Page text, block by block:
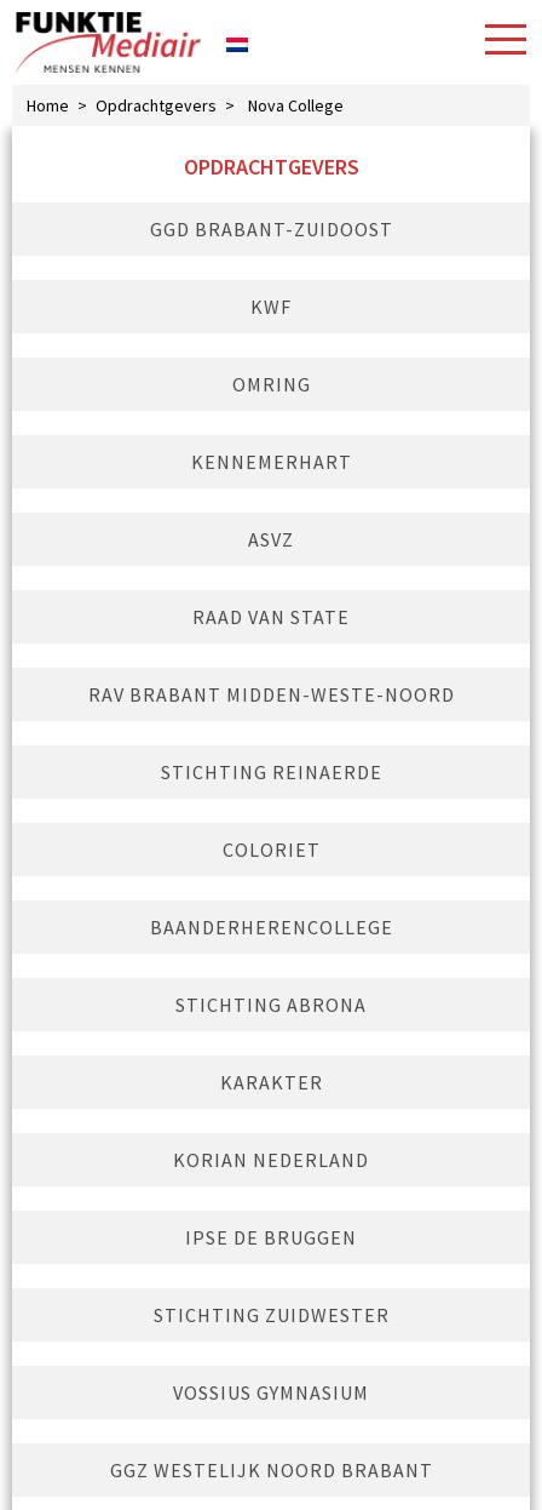
Home > Opdrachtgevers > Nova College
OPDRACHTGEVERS
GGD BRABANT-ZUIDOOST
KWF
OMRING
KENNEMERHART
ASVZ
RAAD VAN STATE
RAV BRABANT MIDDEN-WESTE-NOORD
STICHTING REINAERDE
COLORIET
BAANDERHERENCOLLEGE
STICHTING ABRONA
KARAKTER
KORIAN NEDERLAND
IPSE DE BRUGGEN
STICHTING ZUIDWESTER
VOSSIUS GYMNASIUM
GGZ WESTELIJK NOORD BRABANT